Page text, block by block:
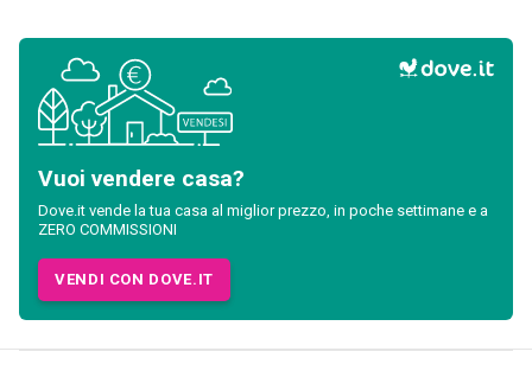
Vuoi vendere casa?
Dove.it vende la tua casa al miglior prezzo, in poche settimane e a
ZERO COMMISSIONI
VENDI CON DOVE.IT